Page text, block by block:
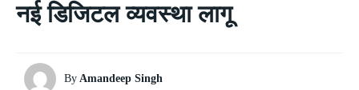
नई डिजिटल व्यवस्था लागू
By Amandeep Singh